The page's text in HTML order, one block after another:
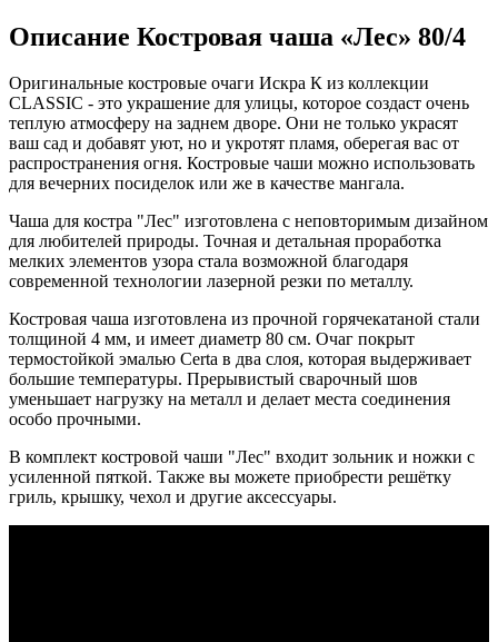
Описание Костровая чаша «Лес» 80/4
Оригинальные костровые очаги Искра К из коллекции
CLASSIC - это украшение для улицы, которое создаст очень
теплую атмосферу на заднем дворе. Они не только украсят
ваш сад и добавят уют, но и укротят пламя, оберегая вас от
распространения огня. Костровые чаши можно использовать
для вечерних посиделок или же в качестве мангала.
Чаша для костра "Лес" изготовлена с неповторимым дизайном
для любителей природы. Точная и детальная проработка
мелких элементов узора стала возможной благодаря
современной технологии лазерной резки по металлу.
Костровая чаша изготовлена из прочной горячекатаной стали
толщиной 4 мм, и имеет диаметр 80 см. Очаг покрыт
термостойкой эмалью Certa в два слоя, которая выдерживает
большие температуры. Прерывистый сварочный шов
уменьшает нагрузку на металл и делает места соединения
особо прочными.
В комплект костровой чаши "Лес" входит зольник и ножки с
усиленной пяткой. Также вы можете приобрести решётку
гриль, крышку, чехол и другие аксессуары.